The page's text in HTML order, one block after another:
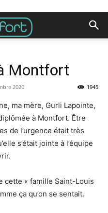
Montfort
2020 1945
ma mère, Gurli Lapointe,
à Montfort. Être
de l’urgence était très
s’était jointe à l’équipe
cette « famille Saint-Louis
ça qu’on se sentait.